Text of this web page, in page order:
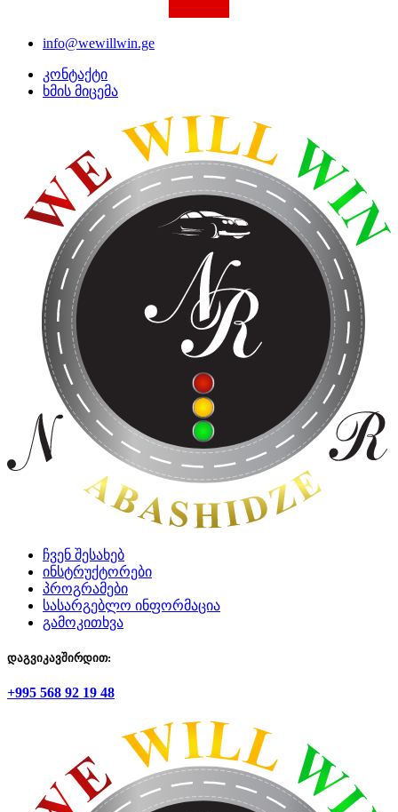
info@wewillwin.ge
კონტაქტი
ხმის მიცემა
ჩვენ შესახებ
ინსტრუქტორები
პროგრამები
სასარგებლო ინფორმაცია
გამოკითხვა
დაგვიკავშირდით:
+995 568 92 19 48